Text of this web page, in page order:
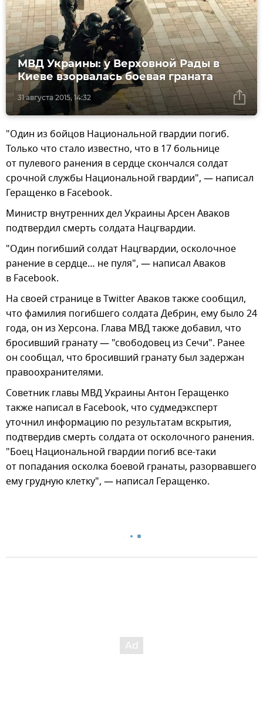
31 августа 2015, 14:32
МВД Украины: у Верховной Рады в
Киеве взорвалась боевая граната
"Один из бойцов Национальной гвардии погиб.
Только что стало известно, что в 17 больнице
от пулевого ранения в сердце скончался солдат
срочной службы Национальной гвардии", — написал
Геращенко в Facebook.
Министр внутренних дел Украины Арсен Аваков
подтвердил смерть солдата Нацгвардии.
"Один погибший солдат Нацгвардии, осколочное
ранение в сердце… не пуля", — написал Аваков
в Facebook.
На своей странице в Twitter Аваков также сообщил,
что фамилия погибшего солдата Дебрин, ему было 24
года, он из Херсона. Глава МВД также добавил, что
бросивший гранату — "свободовец из Сечи". Ранее
он сообщал, что бросивший гранату был задержан
правоохранителями.
Советник главы МВД Украины Антон Геращенко
также написал в Facebook, что судмедэксперт
уточнил информацию по результатам вскрытия,
подтвердив смерть солдата от осколочного ранения.
"Боец Национальной гвардии погиб все-таки
от попадания осколка боевой гранаты, разорвавшего
ему грудную клетку", — написал Геращенко.